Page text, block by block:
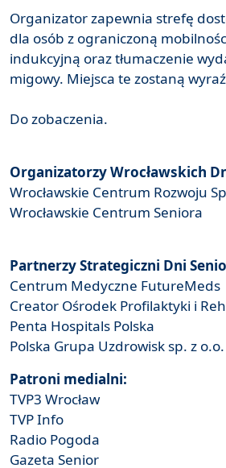
Organizator zapewnia strefę
dla osób z ograniczoną
indukcyjną oraz tłumaczenie
migowy. Miejsca te zostaną
Do zobaczenia.
Organizatorzy Wrocławskich
Wrocławskie Centrum Rozwoju
Wrocławskie Centrum Seniora
Partnerzy Strategiczni Dni
Centrum Medyczne FutureMeds
Creator Ośrodek Profilaktyki i
Penta Hospitals Polska
Polska Grupa Uzdrowisk sp. z o.o.
Patroni medialni:
TVP3 Wrocław
TVP Info
Radio Pogoda
Gazeta Senior